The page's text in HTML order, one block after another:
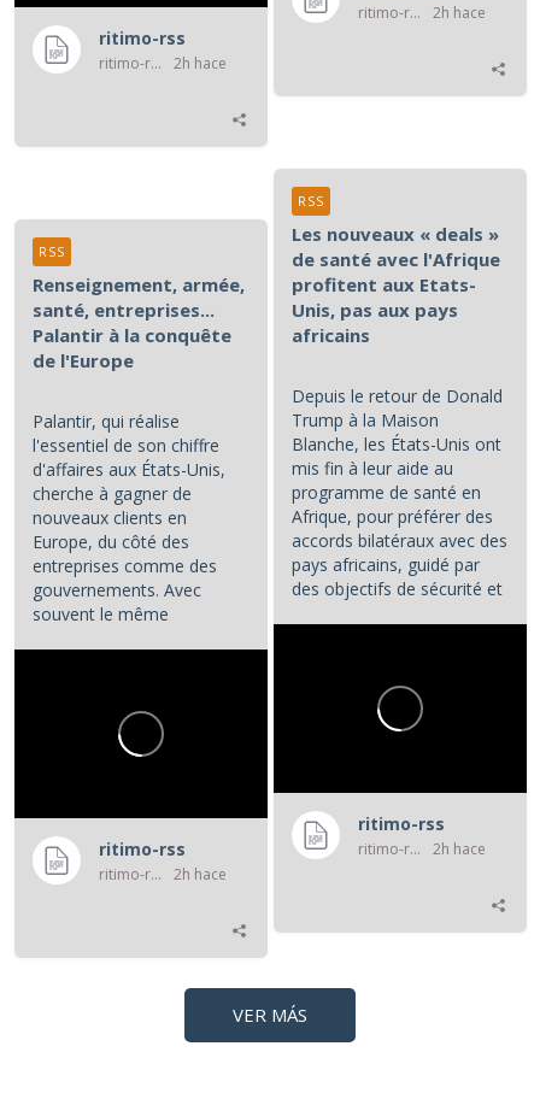
ritimo-rss 2h hace
ritimo-rss
ritimo-rss 2h hace
Les nouveaux « deals »
de santé avec l'Afrique
profitent aux Etats-
Unis, pas aux pays
africains
Depuis le retour de Donald
Trump à la Maison
Blanche, les États-Unis ont
mis fin à leur aide au
programme de santé en
Afrique, pour préférer des
accords bilatéraux avec des
pays africains, guidé par
des objectifs de sécurité et
ritimo-rss
ritimo-rss 2h hace
RSS
Renseignement, armée,
santé, entreprises...
Palantir à la conquête
de l'Europe
Palantir, qui réalise
l'essentiel de son chiffre
d'affaires aux États-Unis,
cherche à gagner de
nouveaux clients en
Europe, du côté des
entreprises comme des
gouvernements. Avec
souvent le même
ritimo-rss
ritimo-rss 2h hace
RSS
VER MÁS